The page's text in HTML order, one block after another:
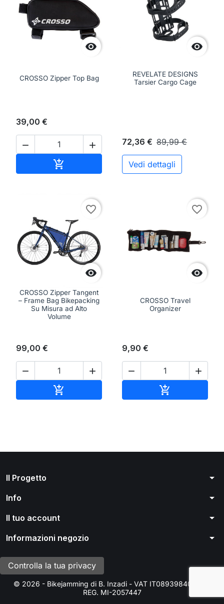

CROSSO Zipper Top Bag
39,00 €
 
 Aggiungi al carrello

REVELATE DESIGNS
Tarsier Cargo Cage
72,36 € 89,99 €
Vedi dettagli

favorite_border
CROSSO Zipper Tangent
– Frame Bag Bikepacking
Su Misura ad Alto
Volume
99,00 €
 


favorite_border
CROSSO Travel
Organizer
9,90 €
 

Il Progetto arrow_drop_down
Info arrow_drop_down
Il tuo account arrow_drop_down
Informazioni negozio arrow_drop_down
Controlla la tua privacy
© 2026 - Bikejamming di B. Inzadi - VAT IT08939840966 -
REG. MI-2057447